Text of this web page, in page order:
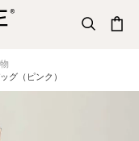
グ（ピンク）